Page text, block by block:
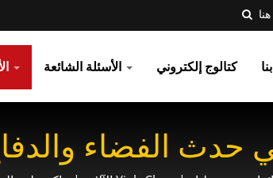
كتالوج إلكتروني